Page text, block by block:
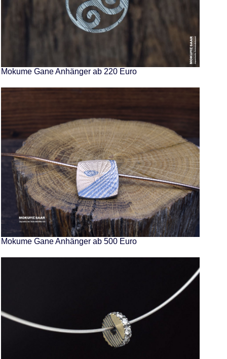
Mokume Gane Anhänger ab 220 Euro
Mokume Gane Anhänger ab 500 Euro